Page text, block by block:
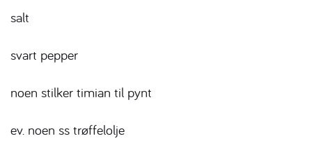
salt
svart pepper
noen stilker timian til pynt
ev. noen ss trøffelolje